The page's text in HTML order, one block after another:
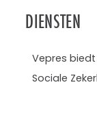
DIENSTEN
Vepres
Sociale